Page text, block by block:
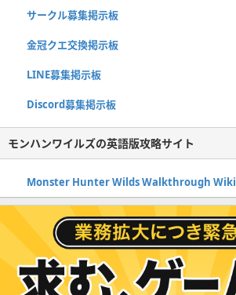
サークル募集掲示板
金冠クエ交換掲示板
LINE募集掲示板
Discord募集掲示板
モンハンワイルズの英語版攻略サイト
Monster Hunter Wilds Walkthrough Wiki